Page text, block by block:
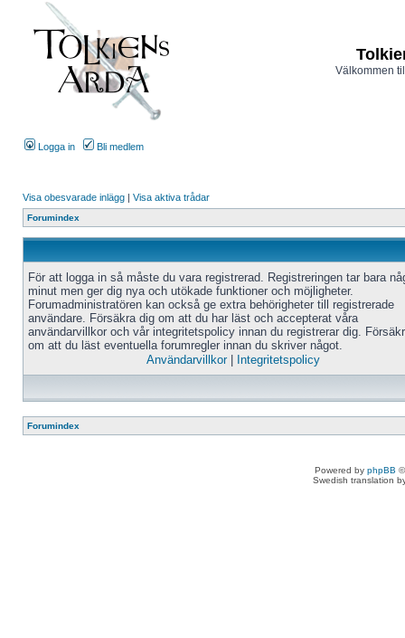
Välkommen
Logga in Bli medlem
Visa obesvarade inlägg | Visa aktiva trådar
Forumindex
För att logga in så måste du vara registrerad. Registreringen tar bara
minut men ger dig nya och utökade funktioner och möjligheter.
Forumadministratören kan också ge extra behörigheter till registrerade
användare. Försäkra dig om att du har läst och accepterat våra
användarvillkor och vår integritetspolicy innan du registrerar dig.
om att du läst eventuella forumregler innan du skriver något.
Användarvillkor| Integritetspolicy
Forumindex
Powered by phpBB
Swedish translation